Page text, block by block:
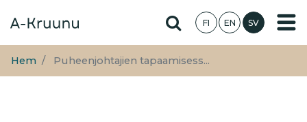
huvudinnehåll
Hae sivustolta
FI EN SV
Hem Puheenjohtajien tapaamisess...